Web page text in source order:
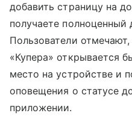
добавить страницу на
получаете полноценный
Пользователи
«Купера» открывается
место на устройстве и
оповещения о статусе
приложении.